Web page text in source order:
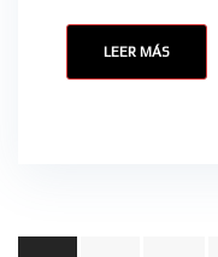
LEER MÁS